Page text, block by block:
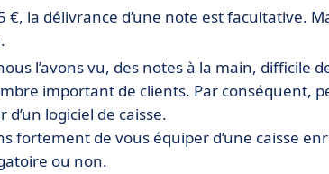
la délivrance d’une note est facultative.
l’avons vu, des notes à la main, difficile
important de clients. Par conséquent,
logiciel de caisse.
fortement de vous équiper d’une caisse
ou non.